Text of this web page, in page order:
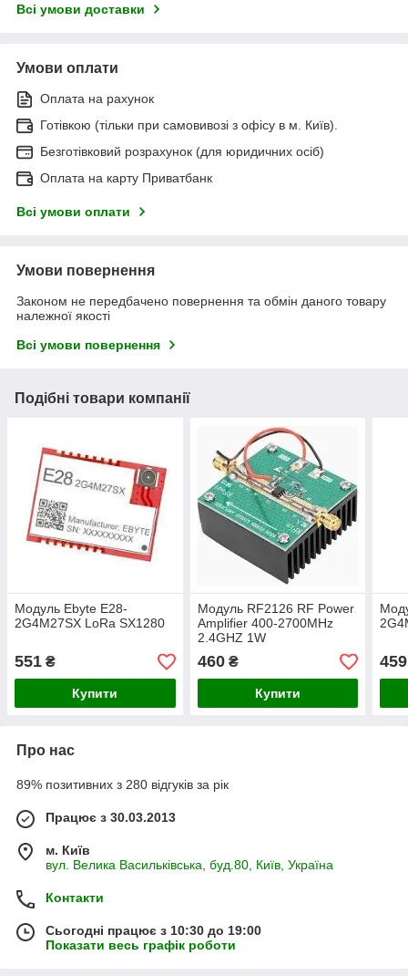
Всі умови доставки
Умови оплати
Оплата на рахунок
Готівкою (тільки при самовивозі з офісу в м. Київ).
Безготівковий розрахунок (для юридичних осіб)
Оплата на карту Приватбанк
Всі умови оплати
Умови повернення
Законом не передбачено повернення та обмін даного товару
належної якості
Всі умови повернення
Подібні товари компанії
Модуль Ebyte E28-
2G4M27SX LoRa SX1280
551 ₴
Купити
Модуль RF2126 RF Power
Amplifier 400‑2700MHz
2.4GHZ 1W
460₴
Купити
459
Про нас
89% позитивних з 280 відгуків за рік
Працює з 30.03.2013
м. Київ
вул. Велика Васильківська, буд.80, Київ, Україна
Контакти
Сьогодні працює з 10:30 до 19:00
Показати весь графік роботи